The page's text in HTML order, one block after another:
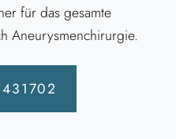
für das gesamte
Aneurysmenchirurgie.